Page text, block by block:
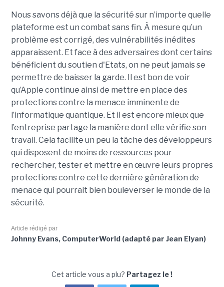
Nous savons déjà que la sécurité sur n’importe quelle
plateforme est un combat sans fin. À mesure qu’un
problème est corrigé, des vulnérabilités inédites
apparaissent. Et face à des adversaires dont certains
bénéficient du soutien d'Etats, on ne peut jamais se
permettre de baisser la garde. Il est bon de voir
qu’Apple continue ainsi de mettre en place des
protections contre la menace imminente de
l’informatique quantique. Et il est encore mieux que
l’entreprise partage la manière dont elle vérifie son
travail. Cela facilite un peu la tâche des développeurs
qui disposent de moins de ressources pour
rechercher, tester et mettre en œuvre leurs propres
protections contre cette dernière génération de
menace qui pourrait bien bouleverser le monde de la
sécurité.
Article rédigé par
Johnny Evans, ComputerWorld (adapté par Jean Elyan)
Cet article vous a plu? Partagez le !